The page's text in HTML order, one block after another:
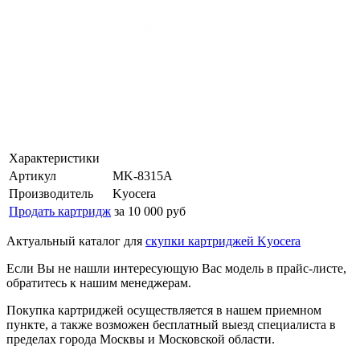
Характеристики
Артикул
MK-8315A
Производитель
Kyocera
Продать картридж за 10 000 руб
Актуальный каталог для скупки картриджей Kyocera
Если Вы не нашли интересующую Вас модель в прайс-листе,
обратитесь к нашим менеджерам.
Покупка картриджей осуществляется в нашем приемном
пункте, а также возможен бесплатный выезд специалиста в
пределах города Москвы и Московской области.